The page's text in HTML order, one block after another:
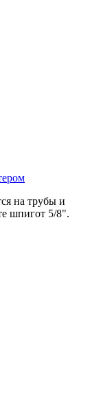
на трубы и
шпигот 5/8".